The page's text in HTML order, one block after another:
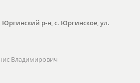
Юргинский р-н, с. Юргинское, ул.
Владимирович